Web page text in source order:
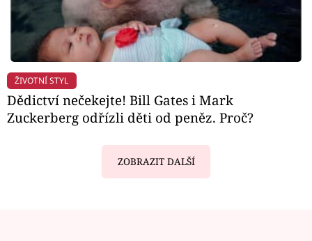
ŽIVOTNÍ STYL
Dědictví nečekejte! Bill Gates i Mark
Zuckerberg odřízli děti od peněz. Proč?
ZOBRAZIT DALŠÍ